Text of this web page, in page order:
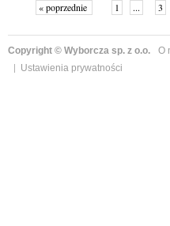
« poprzednie 1 ... 3
Copyright © Wyborcza sp. z o.o. O
Ustawienia prywatności